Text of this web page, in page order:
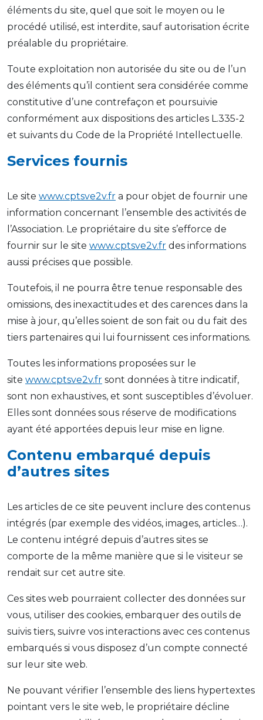
éléments du site, quel que soit le moyen ou le
procédé utilisé, est interdite, sauf autorisation écrite
préalable du propriétaire.
Toute exploitation non autorisée du site ou de l’un
des éléments qu’il contient sera considérée comme
constitutive d’une contrefaçon et poursuivie
conformément aux dispositions des articles L.335-2
et suivants du Code de la Propriété Intellectuelle.
Services fournis
Le site www.cptsve2v.fr a pour objet de fournir une
information concernant l’ensemble des activités de
l’Association. Le propriétaire du site s’efforce de
fournir sur le site www.cptsve2v.fr des informations
aussi précises que possible.
Toutefois, il ne pourra être tenue responsable des
omissions, des inexactitudes et des carences dans la
mise à jour, qu’elles soient de son fait ou du fait des
tiers partenaires qui lui fournissent ces informations.
Toutes les informations proposées sur le
site www.cptsve2v.fr sont données à titre indicatif,
sont non exhaustives, et sont susceptibles d’évoluer.
Elles sont données sous réserve de modifications
ayant été apportées depuis leur mise en ligne.
Contenu embarqué depuis
d’autres sites
Les articles de ce site peuvent inclure des contenus
intégrés (par exemple des vidéos, images, articles…).
Le contenu intégré depuis d’autres sites se
comporte de la même manière que si le visiteur se
rendait sur cet autre site.
Ces sites web pourraient collecter des données sur
vous, utiliser des cookies, embarquer des outils de
suivis tiers, suivre vos interactions avec ces contenus
embarqués si vous disposez d’un compte connecté
sur leur site web.
Ne pouvant vérifier l’ensemble des liens hypertextes
pointant vers le site web, le propriétaire décline